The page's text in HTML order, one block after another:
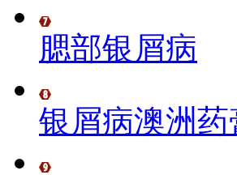
腮部银屑病
银屑病澳洲药